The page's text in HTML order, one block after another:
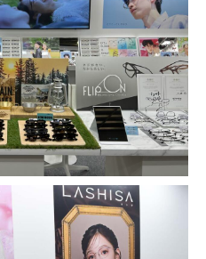
・ご意見は
いいたします。